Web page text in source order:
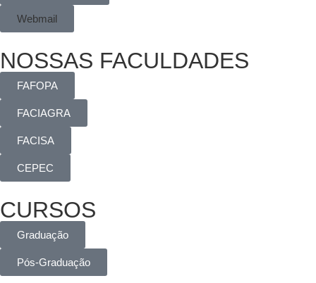
Webmail
NOSSAS FACULDADES
FAFOPA
FACIAGRA
FACISA
CEPEC
CURSOS
Graduação
Pós-Graduação